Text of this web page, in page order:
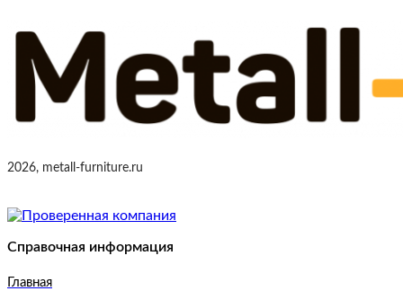
2026, metall-furniture.ru
Справочная информация
Главная